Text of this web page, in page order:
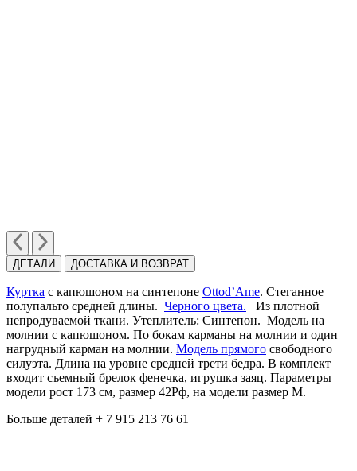
ДЕТАЛИ ДОСТАВКА И ВОЗВРАТ
Куртка c капюшоном на синтепоне Ottod’Ame. Стеганное
полупальто средней длины. Черного цвета. Из плотной
непродуваемой ткани. Утеплитель: Синтепон. Модель на
молнии с капюшоном. По бокам карманы на молнии и один
нагрудный карман на молнии. Модель прямого cвободного
силуэта. Длина на уровне средней трети бедра. В комплект
входит cъемный брелок фенечка, игрушка заяц. Параметры
модели рост 173 см, размер 42Рф, на модели размер M.
Больше деталей + 7 915 213 76 61